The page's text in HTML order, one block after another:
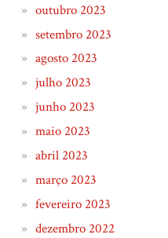
outubro 2023
setembro 2023
agosto 2023
julho 2023
junho 2023
maio 2023
abril 2023
março 2023
fevereiro 2023
dezembro 2022